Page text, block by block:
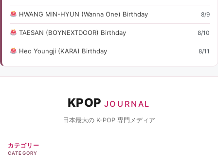
HWANG MIN-HYUN (Wanna One) Birthday 8/9
TAESAN (BOYNEXTDOOR) Birthday 8/10
Heo Youngji (KARA) Birthday 8/11
KPOP JOURNAL
日本最大の K-POP 専門メディア
カテゴリー
CATEGORY